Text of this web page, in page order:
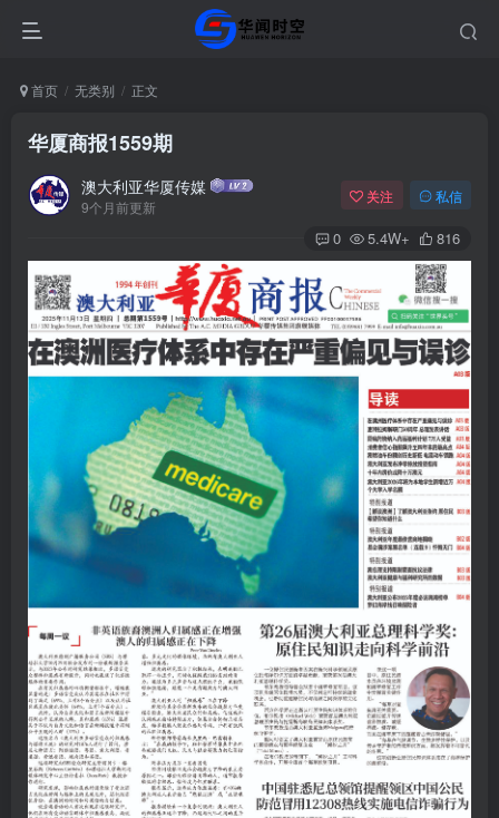
首页 无类别 正文
华厦商报1559期
澳大利亚华厦传媒
9个月前更新
关注 私信
0 5.4W+ 816